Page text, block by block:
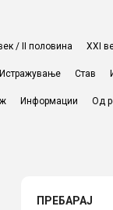
/ II половина XXI
Истражување Став
Информации Од
ПРЕБАРАЈ